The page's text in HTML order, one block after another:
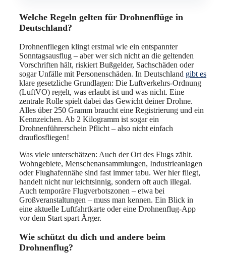
Welche Regeln gelten für Drohnenflüge in
Deutschland?
Drohnenfliegen klingt erstmal wie ein entspannter
Sonntagsausflug – aber wer sich nicht an die geltenden
Vorschriften hält, riskiert Bußgelder, Sachschäden oder
sogar Unfälle mit Personenschäden. In Deutschland gibt es
klare gesetzliche Grundlagen: Die Luftverkehrs-Ordnung
(LuftVO) regelt, was erlaubt ist und was nicht. Eine
zentrale Rolle spielt dabei das Gewicht deiner Drohne.
Alles über 250 Gramm braucht eine Registrierung und ein
Kennzeichen. Ab 2 Kilogramm ist sogar ein
Drohnenführerschein Pflicht – also nicht einfach
drauflosfliegen!
Was viele unterschätzen: Auch der Ort des Flugs zählt.
Wohngebiete, Menschenansammlungen, Industrieanlagen
oder Flughafennähe sind fast immer tabu. Wer hier fliegt,
handelt nicht nur leichtsinnig, sondern oft auch illegal.
Auch temporäre Flugverbotszonen – etwa bei
Großveranstaltungen – muss man kennen. Ein Blick in
eine aktuelle Luftfahrtkarte oder eine Drohnenflug-App
vor dem Start spart Ärger.
Wie schützt du dich und andere beim
Drohnenflug?